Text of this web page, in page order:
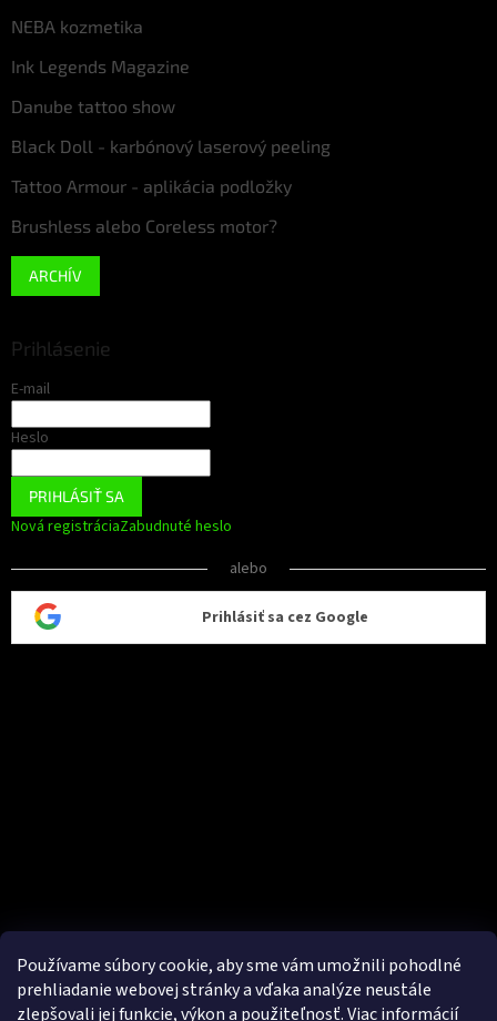
Používame súbory cookie, aby sme vám umožnili pohodlné
prehliadanie webovej stránky a vďaka analýze neustále
zlepšovali jej funkcie, výkon a použiteľnosť.Viac informácií
NEBA kozmetika
Ink Legends Magazine
Danube tattoo show
Black Doll - karbónový laserový peeling
Tattoo Armour - aplikácia podložky
Brushless alebo Coreless motor?
ARCHÍV
Prihlásenie
E-mail
Heslo
PRIHLÁSIŤ SA
Nová registráciaZabudnuté heslo
alebo
Prihlásiť sa cez Google